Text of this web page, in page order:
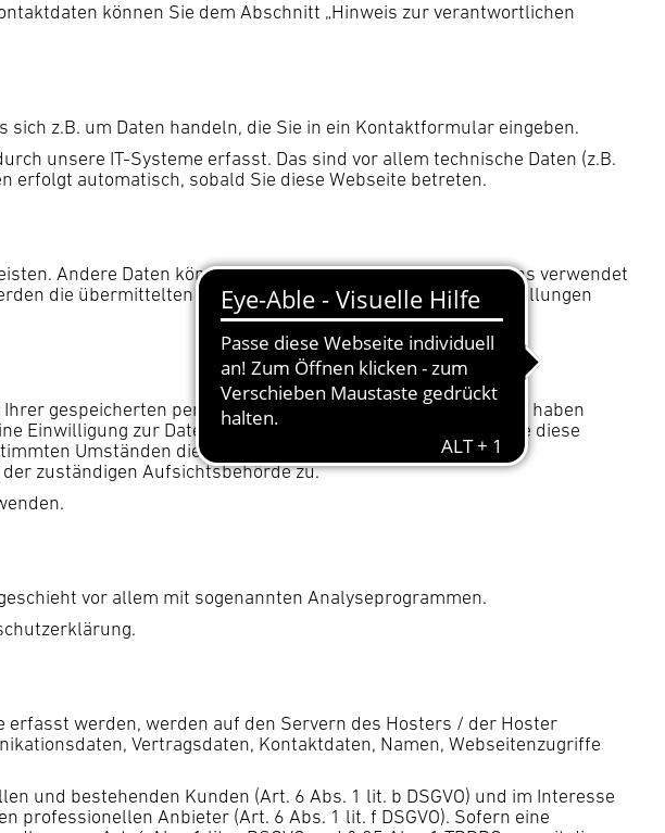
können Sie dem Abschnitt „Hinweis zur verantwortlichen
z.B. um Daten handeln, die Sie in ein Kontaktformular eingeben.
unsere IT-Systeme erfasst. Das sind vor allem technische Daten (z.B.
erfolgt automatisch, sobald Sie diese Webseite betreten.
Andere Daten können zur Analyse Ihres Nutzerverhaltens verwendet
die übermittelten Daten auch für Vertragsangebote, Bestellungen
gespeicherten personenbezogenen Daten zu erhalten. Sie haben
Einwilligung zur Datenverarbeitung erteilt haben, können Sie diese
Umständen die Einschränkung der Verarbeitung Ihrer
zuständigen Aufsichtsbehörde zu.
vor allem mit sogenannten Analyseprogrammen.
erfasst werden, werden auf den Servern des Hosters / der Hoster
Vertragsdaten, Kontaktdaten, Namen, Webseitenzugriffe
und bestehenden Kunden (Art. 6 Abs. 1 lit. b DSGVO) und im Interesse
Anbieter (Art. 6 Abs. 1 lit. f DSGVO). Sofern eine